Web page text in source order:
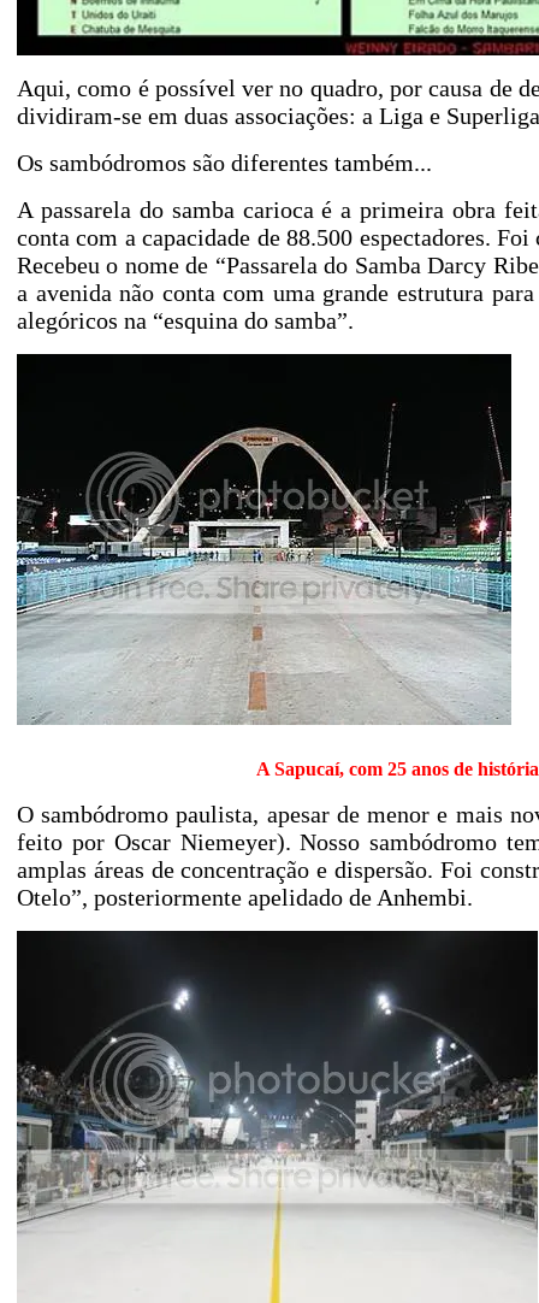
Aqui, como é possível ver no quadro, por causa de
dividiram-se em duas associações: a Liga e
Os sambódromos são diferentes também...
A passarela do samba carioca é a primeira obra
conta com a capacidade de 88.500 espectadores.
Recebeu o nome de “Passarela do Samba Darcy
a avenida não conta com uma grande estrutura
alegóricos na “esquina do samba”.
A Sapucaí, com 25 anos de
O sambódromo paulista, apesar de menor e mais
feito por Oscar Niemeyer). Nosso sambódromo
amplas áreas de concentração e dispersão. Foi
Otelo”, posteriormente apelidado de Anhembi.